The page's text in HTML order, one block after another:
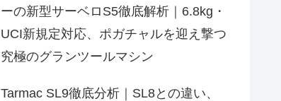
ーの新型サーベロS5徹底解析｜6.8kg・
UCI新規定対応、ポガチャルを迎え撃つ
究極のグランツールマシン
Tarmac SL9徹底分析｜SL8との違い、